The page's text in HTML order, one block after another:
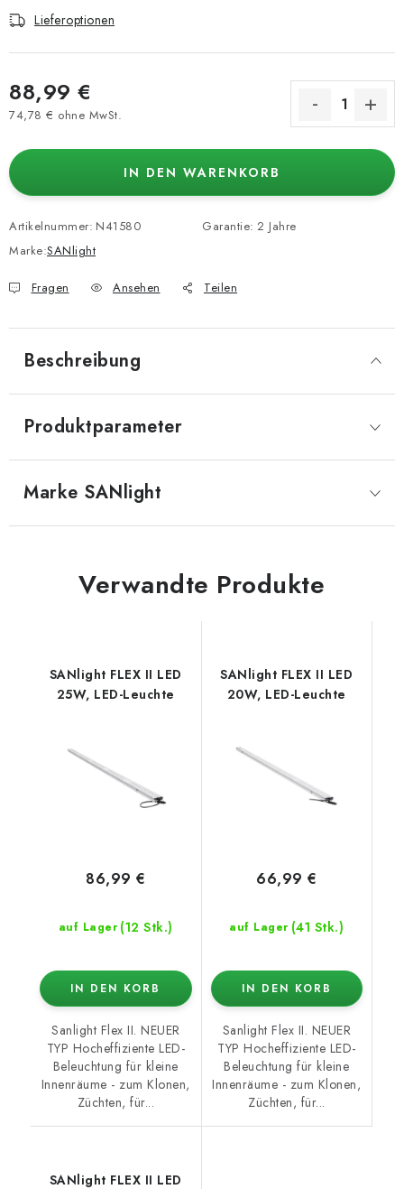
Lieferoptionen
88,99 €
74,78 € ohne MwSt.
IN DEN WARENKORB
Artikelnummer: N41580
Marke:SANlight
Garantie: 2 Jahre
Fragen Ansehen Teilen
Beschreibung
Produktparameter
Marke SANlight
Verwandte Produkte
SANlight FLEX II LED
25W, LED-Leuchte
auf Lager (12 Stk.)
86,99 €
IN DEN KORB
Sanlight Flex II. NEUER
TYP Hocheffiziente LED-
Beleuchtung für kleine
Innenräume - zum Klonen,
Züchten, für...
SANlight FLEX II LED
20W, LED-Leuchte
auf Lager (41 Stk.)
66,99 €
IN DEN KORB
Sanlight Flex II. NEUER
TYP Hocheffiziente LED-
Beleuchtung für kleine
Innenräume - zum Klonen,
Züchten, für...
SANlight FLEX II LED